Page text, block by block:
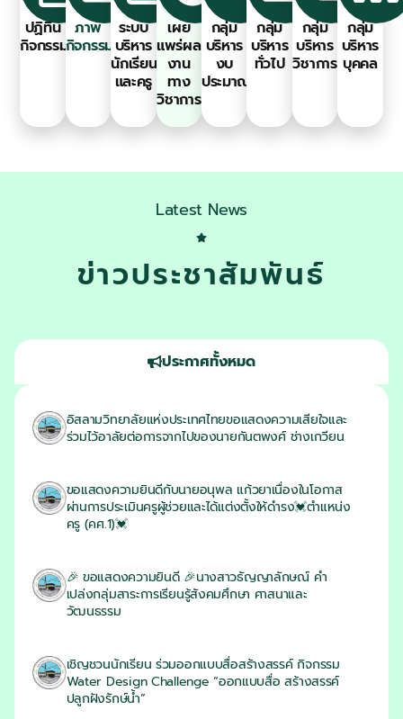
ปฏิทิน
กิจกรรม
ภาพ
กิจกรรม
ระบบ
บริหาร
นักเรียน
และครู
เผย
แพร่ผล
งาน
ทาง
วิชาการ
กลุ่ม
บริหาร
งบ
ประมาณ
กลุ่ม
บริหาร
ทั่วไป
กลุ่ม
บริหาร
วิชาการ
กลุ่ม
บริหาร
บุคคล
Latest News
ข่าวประชาสัมพันธ์
ประกาศทั้งหมด
อิสลามวิทยาลัยแห่งประเทศไทยขอแสดงความเสียใจและ
ร่วมไว้อาลัยต่อการจากไปของนายกันตพงศ์ ช่างเกวียน
ขอแสดงความยินดีกับนายอนุพล แก้วยาเนื่องในโอกาส
ผ่านการประเมินครูผู้ช่วยและได้แต่งตั้งให้ดำรง💓ตำแหน่ง
ครู (คศ.1)💓
🎉 ขอแสดงความยินดี 🎉นางสาวธัญญาลักษณ์ คำ
เปล่งกลุ่มสาระการเรียนรู้สังคมศึกษา ศาสนาและ
วัฒนธรรม
เชิญชวนนักเรียน ร่วมออกแบบสื่อสร้างสรรค์ กิจกรรม
Water Design Challenge “ออกแบบสื่อ สร้างสรรค์
ปลูกฝังรักษ์น้ำ”